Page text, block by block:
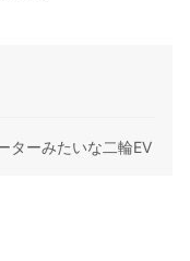
ターみたいな二輪EV